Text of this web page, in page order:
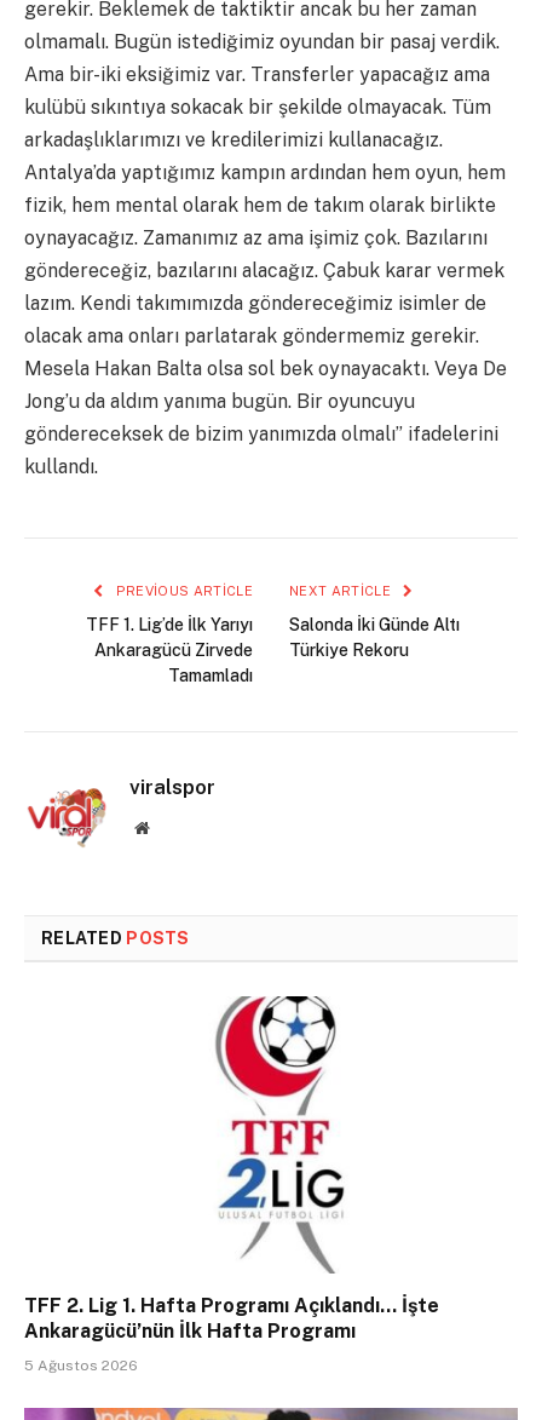
gerekir. Beklemek de taktiktir ancak bu her zaman
olmamalı. Bugün istediğimiz oyundan bir pasaj verdik.
Ama bir-iki eksiğimiz var. Transferler yapacağız ama
kulübü sıkıntıya sokacak bir şekilde olmayacak. Tüm
arkadaşlıklarımızı ve kredilerimizi kullanacağız.
Antalya’da yaptığımız kampın ardından hem oyun, hem
fizik, hem mental olarak hem de takım olarak birlikte
oynayacağız. Zamanımız az ama işimiz çok. Bazılarını
göndereceğiz, bazılarını alacağız. Çabuk karar vermek
lazım. Kendi takımımızda göndereceğimiz isimler de
olacak ama onları parlatarak göndermemiz gerekir.
Mesela Hakan Balta olsa sol bek oynayacaktı. Veya De
Jong’u da aldım yanıma bugün. Bir oyuncuyu
göndereceksek de bizim yanımızda olmalı” ifadelerini
kullandı.
PREVIOUS ARTICLE
TFF 1. Lig’de İlk Yarıyı
Ankaragücü Zirvede
Tamamladı
NEXT ARTICLE
Salonda İki Günde Altı
Türkiye Rekoru
viralspor
Website
RELATED POSTS
TFF 2. Lig 1. Hafta Programı Açıklandı… İşte
Ankaragücü’nün İlk Hafta Programı
5 Ağustos 2026